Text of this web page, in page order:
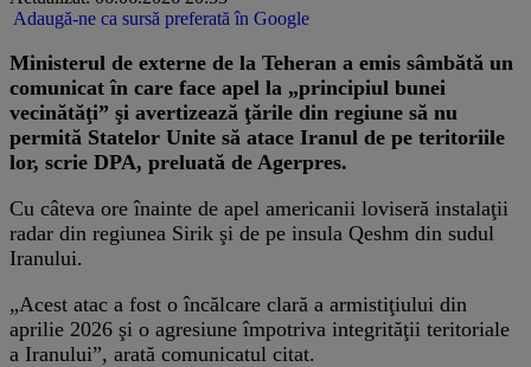
Adaugă-ne ca sursă preferată în Google
Ministerul de externe de la Teheran a emis sâmbătă un
comunicat în care face apel la „principiul bunei
vecinătăţi” şi avertizează ţările din regiune să nu
permită Statelor Unite să atace Iranul de pe teritoriile
lor, scrie DPA, preluată de Agerpres.
Cu câteva ore înainte de apel americanii loviseră instalaţii
radar din regiunea Sirik şi de pe insula Qeshm din sudul
Iranului.
„Acest atac a fost o încălcare clară a armistiţiului din
aprilie 2026 şi o agresiune împotriva integrităţii teritoriale
a Iranului”, arată comunicatul citat.